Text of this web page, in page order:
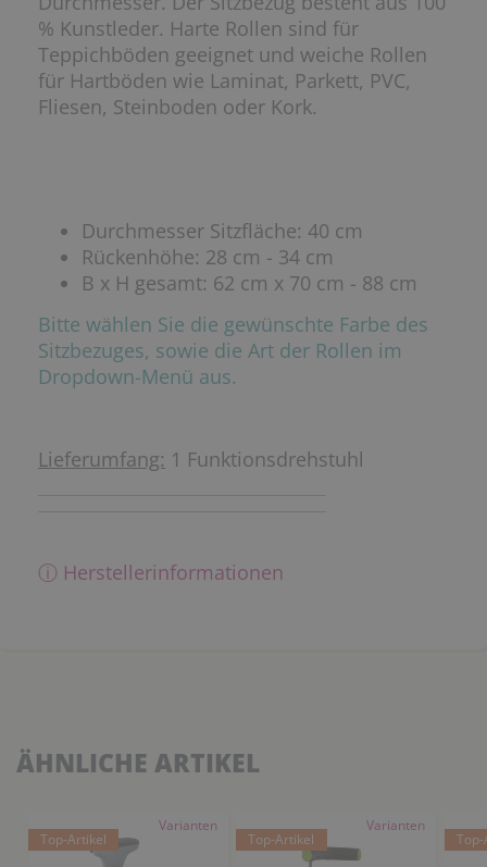
% Kunstleder. Harte Rollen sind für
Teppichböden geeignet und weiche Rollen
für Hartböden wie Laminat, Parkett, PVC,
Fliesen, Steinboden oder Kork.
Durchmesser Sitzfläche: 40 cm
Rückenhöhe: 28 cm - 34 cm
B x H gesamt: 62 cm x 70 cm - 88 cm
Bitte wählen Sie die gewünschte Farbe des
Sitzbezuges, sowie die Art der Rollen im
Dropdown-Menü aus.
Lieferumfang: 1 Funktionsdrehstuhl
ⓘ Herstellerinformationen
ÄHNLICHE ARTIKEL
Varianten
Top-Artikel
Varianten
Top-Artikel